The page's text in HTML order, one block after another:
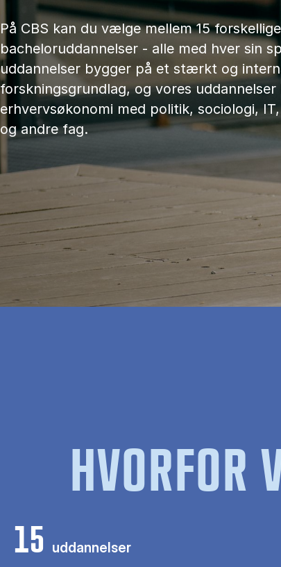
På CBS kan du vælge mellem 15 forskellige
bacheloruddannelser - alle med hver sin
uddannelser bygger på et stærkt og
forskningsgrundlag, og vores
erhvervsøkonomi med politik, sociologi,
og andre fag.
HVORFOR
15 uddannelser